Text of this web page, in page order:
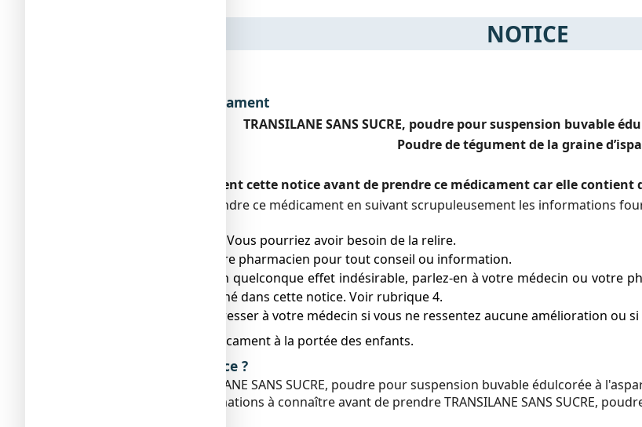
NOTICE
Dénomination du médicament
TRANSILANE SANS SUCRE, poudre pour suspension buvable
Poudre de tégument de la graine
Veuillez lire attentivement cette notice avant de prendre ce médicament car elle
Vous devez toujours prendre ce médicament en suivant scrupuleusement les informations
● Gardez cette notice. Vous pourriez avoir besoin de la relire.
● Adressez-vous à votre pharmacien pour tout conseil ou information.
● Si vous ressentez un quelconque effet indésirable, parlez-en à votre médecin ou votre
ne serait pas mentionné dans cette notice. Voir rubrique 4.
● Vous devez vous adresser à votre médecin si vous ne ressentez aucune amélioration ou
Ne laissez pas ce médicament à la portée des enfants.
Que contient cette notice ?
1. Qu'est-ce que TRANSILANE SANS SUCRE, poudre pour suspension buvable édulcorée à
2. Quelles sont les informations à connaître avant de prendre TRANSILANE SANS SUCRE,